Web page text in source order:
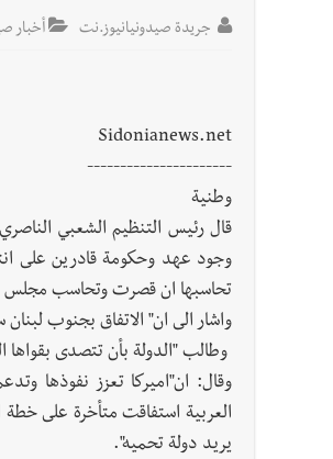
جريدة صيدونيانيوز.نت أخبار
Sidonianews.net
----------------------
وطنية
قال رئيس التنظيم الشعبي
وجود عهد وحكومة قادرين على
تحاسبها ان قصرت وتحاسب مجلس
واشار الى ان" الاتفاق بجنوب
وطالب "الدولة بأن تتصدى بقواها
وقال: ان"اميركا تعزز نفوذها
العربية استفاقت متأخرة على خطة
يريد دولة تحميه".